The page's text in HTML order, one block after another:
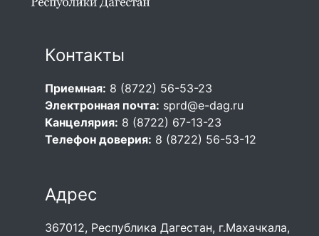
Контакты
Приемная: 8 (8722) 56-53-23
Электронная почта: sprd@e-dag.ru
Канцелярия: 8 (8722) 67-13-23
Телефон доверия: 8 (8722) 56-53-12
Адрес
367012, Республика Дагестан, г.Махачкала,